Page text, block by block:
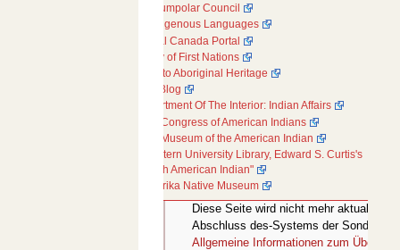
Inuit Circumpolar Council
Arctic Indigenous Languages
Aboriginal Canada Portal
Assembly of First Nations
Gateway to Aboriginal Heritage
SAIVUS Blog
US Department Of The Interior: Indian Affairs
National Congress of American Indians
National Museum of the American Indian
Northwestern University Library, Edward S. Curtis's
"The North American Indian"
Nordamerika Native Museum
Diese Seite wird nicht mehr aktualisiert.
Abschluss des-Systems der
Allgemeine Informationen zum